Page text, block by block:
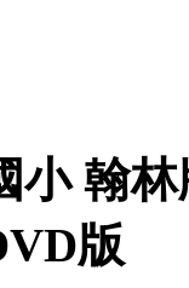
小 翰
版